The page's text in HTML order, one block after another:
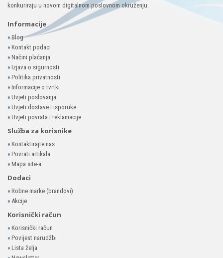
konkuriraju u novom digitalnom poslovnom okruženju.
Informacije
»Blog
» Kontakt podaci
» Načini plaćanja
» Izjava o sigurnosti
» Politika privatnosti
» Informacije o tvrtki
» Uvjeti poslovanja
» Uvjeti dostave i isporuke
» Uvjeti povrata i reklamacije
Služba za korisnike
» Kontaktirajte nas
» Povrati artikala
» Mapa site-a
Dodaci
» Robne marke (brandovi)
» Akcije
Korisnički račun
» Korisnički račun
» Povijest narudžbi
» Lista želja